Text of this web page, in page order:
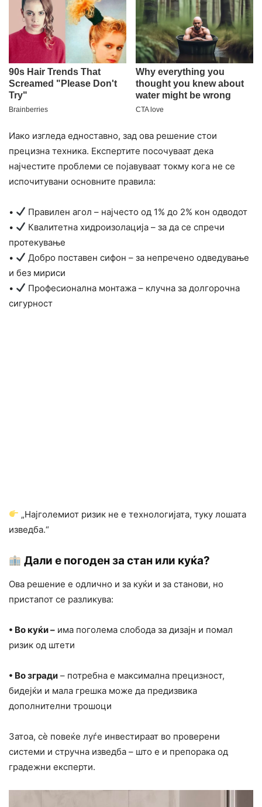
Иако изгледа едноставно, зад ова решение стои
прецизна техника. Експертите посочуваат дека
најчестите проблеми се појавуваат токму кога не се
испочитувани основните правила:
•
Правилен агол – најчесто од 1% до 2% кон одводот
•
Квалитетна хидроизолација – за да се спречи
протекување
•
Добро поставен сифон – за непречено одведување
и без мириси
•
Професионална монтажа – клучна за долгорочна
сигурност
„Најголемиот ризик не е технологијата, туку лошата
изведба.“
Дали е погоден за стан или куќа?
Ова решение е одлично и за куќи и за станови, но
пристапот се разликува:
• Во куќи – има поголема слобода за дизајн и помал
ризик од штети
• Во згради – потребна е максимална прецизност,
бидејќи и мала грешка може да предизвика
дополнителни трошоци
Затоа, сè повеќе луѓе инвестираат во проверени
системи и стручна изведба – што е и препорака од
градежни експерти.